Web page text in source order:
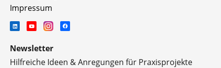
Impressum
Newsletter
Hilfreiche Ideen & Anregungen für Praxisprojekte